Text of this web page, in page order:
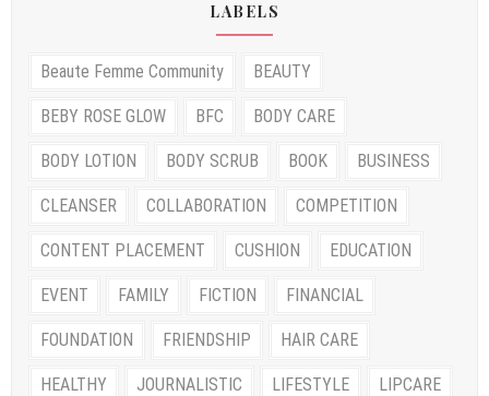
LABELS
Beaute Femme Community BEAUTY
BEBY ROSE GLOW BFC BODY CARE
BODY LOTION BODY SCRUB BOOK BUSINESS
CLEANSER COLLABORATION COMPETITION
CONTENT PLACEMENT CUSHION EDUCATION
EVENT FAMILY FICTION FINANCIAL
FOUNDATION FRIENDSHIP HAIR CARE
HEALTHY JOURNALISTIC LIFESTYLE LIPCARE